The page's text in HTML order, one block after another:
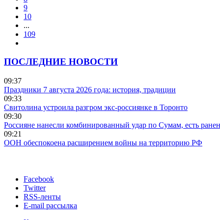
9
10
...
109
ПОСЛЕДНИЕ НОВОСТИ
09:37
Праздники 7 августа 2026 года: история, традиции
09:33
Свитолина устроила разгром экс-россиянке в Торонто
09:30
Россияне нанесли комбинированный удар по Сумам, есть
09:21
ООН обеспокоена расширением войны на территорию РФ
Facebook
Twitter
RSS-ленты
E-mail рассылка